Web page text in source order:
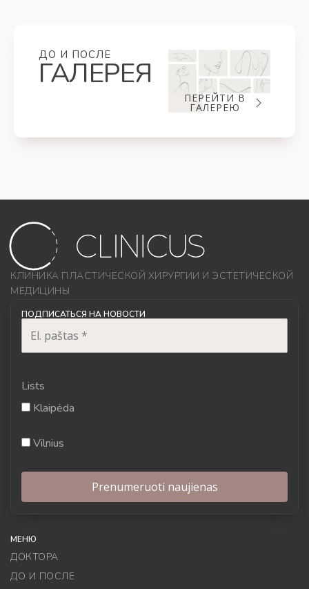
ДО И ПОСЛЕ
ГАЛЕРЕЯ
ПЕРЕЙТИ В
ГАЛЕРЕЮ
КЛИНИКА ПЛАСТИЧЕСКОЙ ХИРУРГИИ И ЭСТЕТИЧЕСКОЙ
МЕДИЦИНЫ
ПОДПИСАТЬСЯ НА НОВОСТИ
Lists
Klaipėda
Vilnius
МЕНЮ
ДОКТОРА
ДО И ПОСЛЕ